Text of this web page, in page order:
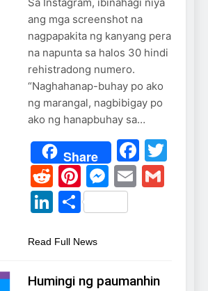
Sa Instagram, ibinahagi niya
ang mga screenshot na
nagpapakita ng kanyang pera
na napunta sa halos 30 hindi
rehistradong numero.
“Naghahanap-buhay po ako
ng marangal, nagbibigay po
ako ng hanapbuhay sa…
Share
Reddit
Pinterest
Email
LinkedIn
Share
Read Full News
Humingi ng paumanhin